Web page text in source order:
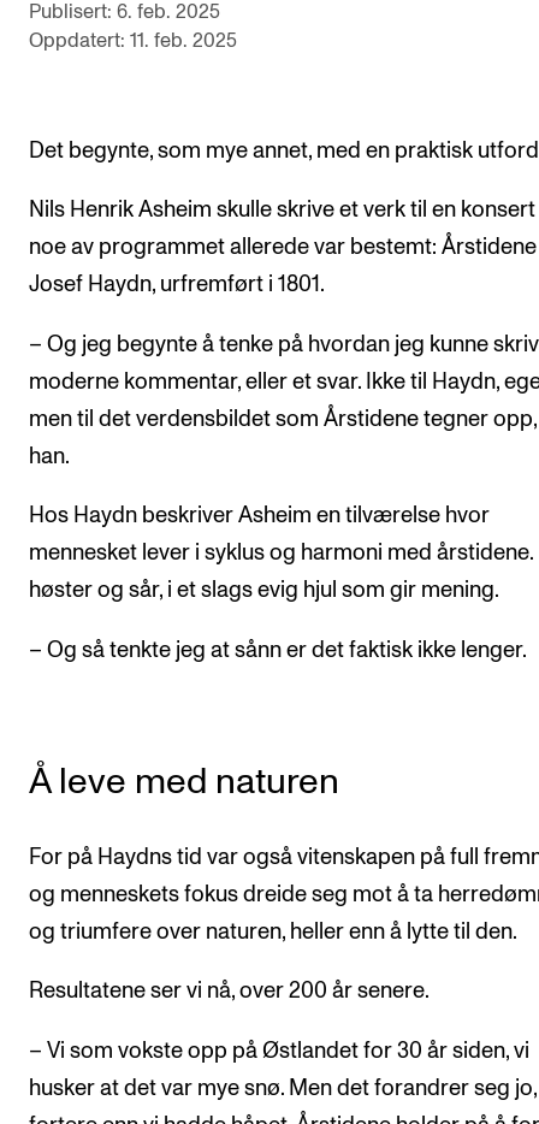
Om FoU på NMH
For ph.d.-programmet i musikkforskning
KONSERTER OG ARRANGEMENTER
Gjennomføre konserter og arrangementer
Markedsføring, program og plakat
Låne utstyr – lyd, lys og video
ORGANISASJON
Organisering av NMH
Strategier, planer og rapporter
Publisert: 6. feb. 2025
Oppdatert: 11. feb. 2025
Det begynte, som mye annet, med en praktisk
Nils Henrik Asheim skulle skrive et verk til en
noe av programmet allerede var bestemt: Årstidene
Josef Haydn, urfremført i 1801.
– Og jeg begynte å tenke på hvordan jeg kunne
moderne kommentar, eller et svar. Ikke til Haydn,
men til det verdensbildet som Årstidene tegner
han.
Hos Haydn beskriver Asheim en tilværelse hvor
mennesket lever i syklus og harmoni med årstidene.
høster og sår, i et slags evig hjul som gir mening.
– Og så tenkte jeg at sånn er det faktisk ikke lenger.
Å leve med naturen
For på Haydns tid var også vitenskapen på full
og menneskets fokus dreide seg mot å ta
og triumfere over naturen, heller enn å lytte til den.
Resultatene ser vi nå, over 200 år senere.
– Vi som vokste opp på Østlandet for 30 år siden, vi
husker at det var mye snø. Men det forandrer seg